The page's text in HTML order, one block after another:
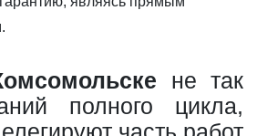
не так
полного цикла,